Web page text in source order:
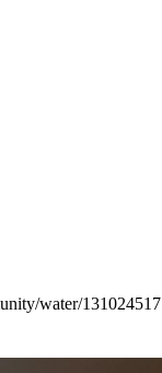
water/131024517